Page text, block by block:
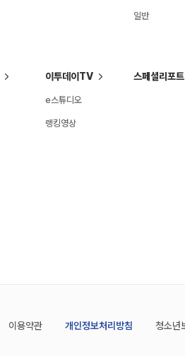
일반
이투데이TV
e스튜디오
랭킹영상
스페셜리포트
이용약관 개인정보처리방침 청소년